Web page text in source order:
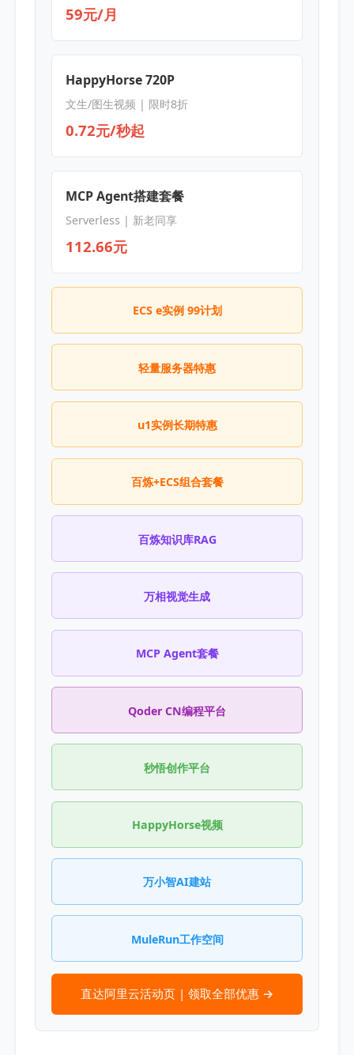
59元/月
HappyHorse 720P
文生/图生视频 | 限时8折
0.72元/秒起
MCP Agent搭建套餐
Serverless | 新老同享
112.66元
ECS e实例 99计划
轻量服务器特惠
u1实例长期特惠
百炼+ECS组合套餐
百炼知识库RAG
万相视觉生成
MCP Agent套餐
Qoder CN编程平台
秒悟创作平台
HappyHorse视频
万小智AI建站
MuleRun工作空间
直达阿里云活动页 | 领取全部优惠 →